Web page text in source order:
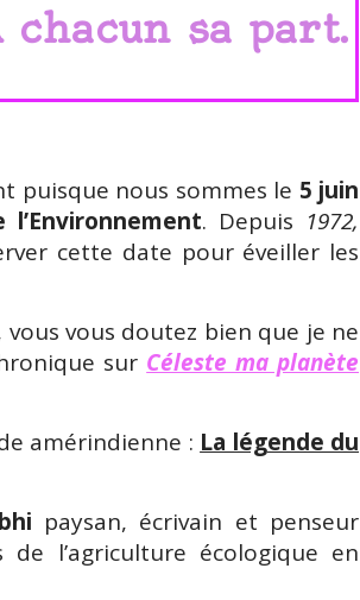
sa part.
puisque nous sommes le 5 juin
. Depuis 1972,
cette date pour éveiller les
vous doutez bien que je ne
sur Céleste ma planète
amérindienne : La légende du
paysan, écrivain et penseur
de l’agriculture écologique en